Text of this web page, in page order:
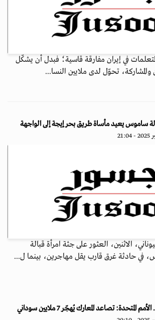
في إيران مفارقة قاسية؛ فبدل أن يشكّل
والمشاركة، تحوّل لدى ملايين النسا...
ساموس يعيد مأساة طريق بحر إيجة إلى الواجهة
الاثنين، العثور على جثة امرأة قبالة
في حادثة غرق قارب يقل مهاجرين، بينما ل...
تصاعد المعارك يُهجّر 7 ملايين سوداني